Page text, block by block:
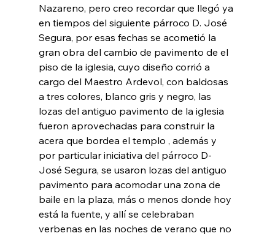
Nazareno, pero creo recordar que llegó ya
en tiempos del siguiente párroco D. José
Segura, por esas fechas se acometió la
gran obra del cambio de pavimento de el
piso de la iglesia, cuyo diseño corrió a
cargo del Maestro Ardevol, con baldosas
a tres colores, blanco gris y negro, las
lozas del antiguo pavimento de la iglesia
fueron aprovechadas para construir la
acera que bordea el templo , además y
por particular iniciativa del párroco D-
José Segura, se usaron lozas del antiguo
pavimento para acomodar una zona de
baile en la plaza, más o menos donde hoy
está la fuente, y allí se celebraban
verbenas en las noches de verano que no